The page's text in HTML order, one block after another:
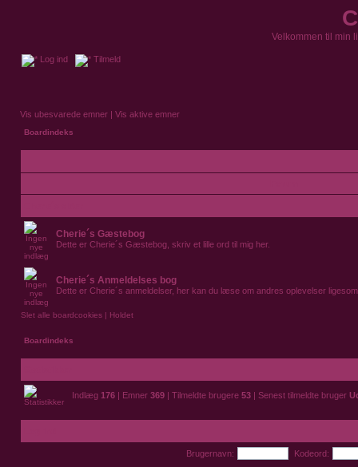
Velkommen til min
Log ind Tilmeld
Vis ubesvarede emner | Vis aktive emner
Boardindeks
Cherie´s Gæstebog
Dette er Cherie´s Gæstebog, skriv et lille ord til mig her.
Cherie´s Anmeldelses bog
Dette er Cherie´s anmeldelser, her kan du læse om andres oplevelser
Slet alle boardcookies | Holdet
Boardindeks
Indlæg 176 | Emner 369 | Tilmeldte brugere 53 | Senest tilmeldte bruger
Brugernavn: Kodeord: